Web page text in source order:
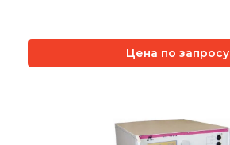
Цена по запросу